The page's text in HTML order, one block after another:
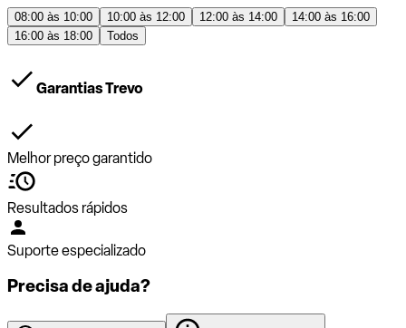
08:00 às 10:00 10:00 às 12:00 12:00 às 14:00
14:00 às 16:00
16:00 às 18:00
Todos
Garantias Trevo
Melhor preço garantido
Resultados rápidos
Suporte especializado
Precisa de ajuda?